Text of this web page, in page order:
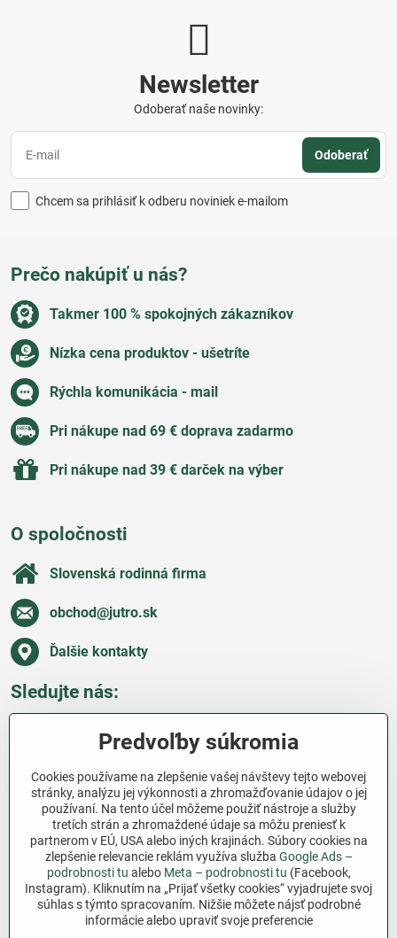
Newsletter
Odoberať naše novinky:
Odoberať
Chcem sa prihlásiť k odberu noviniek e-mailom
Prečo nakúpiť u nás?
Takmer 100 % spokojných zákazníkov
Nízka cena produktov - ušetríte
Rýchla komunikácia - mail
Pri nákupe nad 69 € doprava zadarmo
Pri nákupe nad 39 € darček na výber
O spoločnosti
Slovenská rodinná firma
obchod​@jutro​.sk
Ďalšie kontakty
Sledujte nás:
Všetko o nákupe
Ďakujeme za podporu
Sme slovenský e-shop bez dotácií​. Fungujeme len
vďaka vám – ľuďom, ktorí veria v poctivú prácu a
lásku k pôde​. Každý nákup na Jutro​.sk nám pomáha
pokračovať v tom, čo má zmysel – pomáhať
záhradkárom zadarmo a srdcom​.
Predvoľby súkromia
Cookies používame na zlepšenie vašej návštevy tejto webovej
stránky, analýzu jej výkonnosti a zhromažďovanie údajov o jej
používaní. Na tento účel môžeme použiť nástroje a služby
tretích strán a zhromaždené údaje sa môžu preniesť k
partnerom v EÚ, USA alebo iných krajinách. Súbory cookies na
zlepšenie relevancie reklám využíva služba Google Ads –
podrobnosti tu alebo Meta – podrobnosti tu (Facebook,
Instagram). Kliknutím na „Prijať všetky cookies“ vyjadrujete svoj
súhlas s týmto spracovaním. Nižšie môžete nájsť podrobné
informácie alebo upraviť svoje preferencie